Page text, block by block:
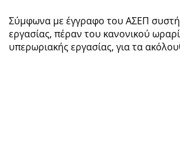
Σύμφωνα με έγγραφο του ΑΣΕΠ
εργασίας, πέραν του κανονικού
υπερωριακής εργασίας, για τα